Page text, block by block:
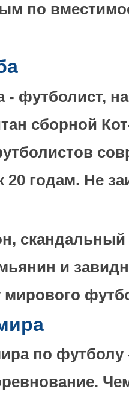
по
- футболист,
сборной
20 годам. Не
скандальный
и
мирового
по футболу